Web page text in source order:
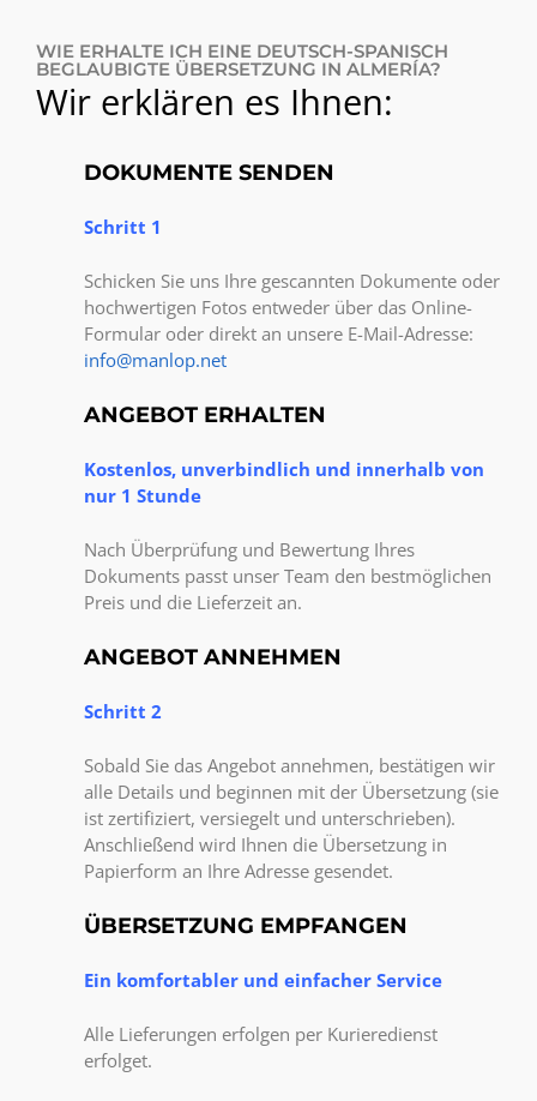
WIE ERHALTE ICH EINE DEUTSCH-SPANISCH
BEGLAUBIGTE ÜBERSETZUNG IN ALMERÍA?
Wir erklären es Ihnen:
DOKUMENTE SENDEN
Schritt 1
Schicken Sie uns Ihre gescannten Dokumente oder
hochwertigen Fotos entweder über das Online-
Formular oder direkt an unsere E-Mail-Adresse:
info@manlop.net
ANGEBOT ERHALTEN
Kostenlos, unverbindlich und innerhalb von
nur 1 Stunde
Nach Überprüfung und Bewertung Ihres
Dokuments passt unser Team den bestmöglichen
Preis und die Lieferzeit an.
ANGEBOT ANNEHMEN
Schritt 2
Sobald Sie das Angebot annehmen, bestätigen wir
alle Details und beginnen mit der Übersetzung (sie
ist zertifiziert, versiegelt und unterschrieben).
Anschließend wird Ihnen die Übersetzung in
Papierform an Ihre Adresse gesendet.
ÜBERSETZUNG EMPFANGEN
Ein komfortabler und einfacher Service
Alle Lieferungen erfolgen per Kurieredienst
erfolget.